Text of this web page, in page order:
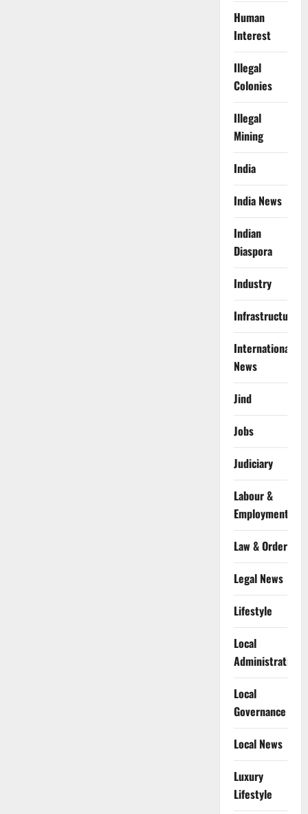
Human
Interest
Illegal
Colonies
Illegal
Mining
India
India News
Indian
Diaspora
Industry
Infrastructure
International
News
Jind
Jobs
Judiciary
Labour &
Employment
Law & Order
Legal News
Lifestyle
Local
Administration
Local
Governance
Local News
Luxury
Lifestyle